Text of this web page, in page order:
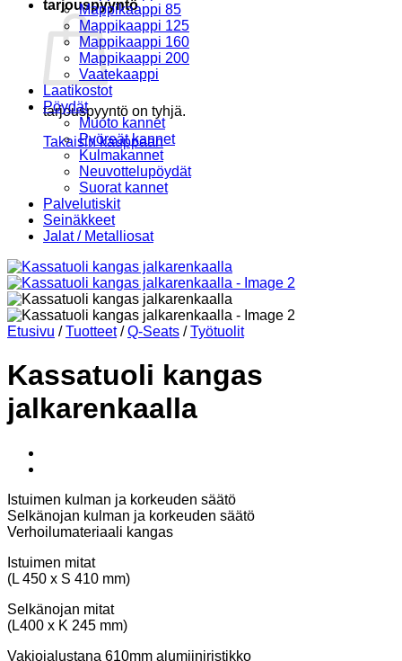
tarjouspyyntö
tarjouspyyntö on tyhjä.
Takaisin kauppaan
Mappikaappi 85
Mappikaappi 125
Mappikaappi 160
Mappikaappi 200
Vaatekaappi
Laatikostot
Pöydät
Muoto kannet
Pyöreät kannet
Kulmakannet
Neuvottelupöydät
Suorat kannet
Palvelutiskit
Seinäkkeet
Jalat / Metalliosat
Etusivu / Tuotteet / Q-Seats / Työtuolit
Kassatuoli kangas
jalkarenkaalla
Istuimen kulman ja korkeuden säätö
Selkänojan kulman ja korkeuden säätö
Verhoilumateriaali kangas
Istuimen mitat
(L 450 x S 410 mm)
Selkänojan mitat
(L400 x K 245 mm)
Vakiojalustana 610mm alumiiniristikko